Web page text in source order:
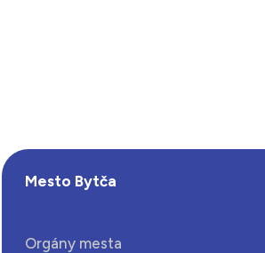
Mesto Bytča
Orgány mesta